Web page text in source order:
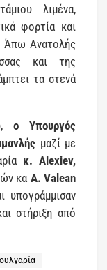
λιμένα,
φορτία και
Άπω Ανατολής
και της
τα στενά
ο Υπουργός
μαζί με
κ. Alexiev,
κα Α. Valean
υπογράμμισαν
στήριξη από